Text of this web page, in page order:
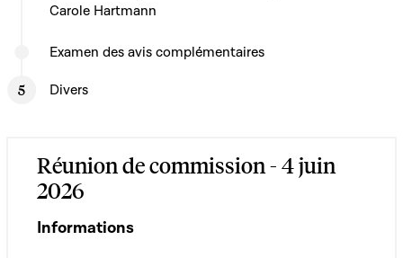
Carole Hartmann
Examen des avis complémentaires
Divers
Réunion de commission - 4 juin
2026
Informations